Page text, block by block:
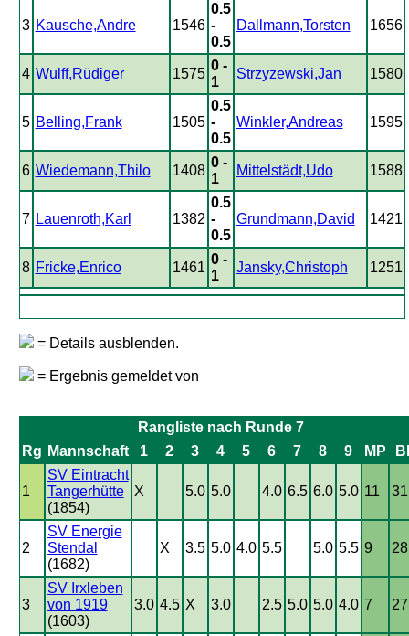
3 Kausche,Andre 1546
0.5
-
0.5
Dallmann,Torsten 1656
4 Wulff,Rüdiger 1575
0 -
1
Strzyzewski,Jan 1580
5 Belling,Frank 1505
0.5
-
0.5
Winkler,Andreas 1595
6 Wiedemann,Thilo 1408
0 -
1
Mittelstädt,Udo 1588
7 Lauenroth,Karl 1382
0.5
-
0.5
Grundmann,David 1421
8 Fricke,Enrico 1461
0 -
1
Jansky,Christoph 1251
= Details ausblenden.
= Ergebnis gemeldet von
Rangliste nach Runde 7
Rg Mannschaft 1 2 3 4 5 6 7 8 9 MP
1
SV Eintracht
Tangerhütte
(1854)
X 5.0 5.0 4.0 6.5 6.0 5.0 11
2
SV Energie
Stendal
(1682)
X 3.5 5.0 4.0 5.5 5.0 5.5 9
3
SV Irxleben
von 1919
(1603)
3.0 4.5 X 3.0 2.5 5.0 5.0 4.0 7